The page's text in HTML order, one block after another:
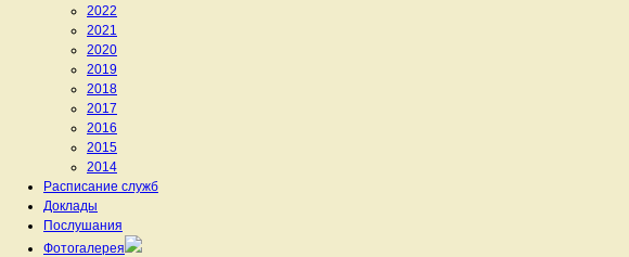
2022
2021
2020
2019
2018
2017
2016
2015
2014
Расписание служб
Доклады
Послушания
Фотогалерея